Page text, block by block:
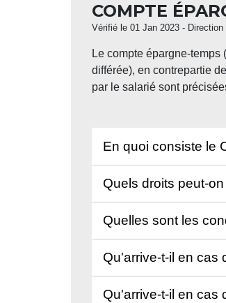
COMPTE
Vérifié le 01 Jan 2023 -
Le compte épargne-
différée), en contrepartie
par le salarié sont
En quoi consiste le
Quels droits peut-
Quelles sont les
Qu'arrive-t-il en cas
Qu'arrive-t-il en cas